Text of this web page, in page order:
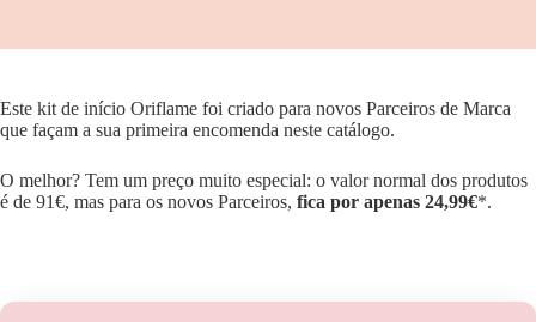
Este kit de início Oriflame foi criado para novos Parceiros de Marca
que façam a sua primeira encomenda neste catálogo.
O melhor? Tem um preço muito especial: o valor normal dos produtos
é de 91€, mas para os novos Parceiros, fica por apenas 24,99€*.